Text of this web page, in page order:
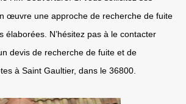
œuvre une approche de recherche de fuite
élaborées. N’hésitez pas à le contacter
devis de recherche de fuite et de
à Saint Gaultier, dans le 36800.